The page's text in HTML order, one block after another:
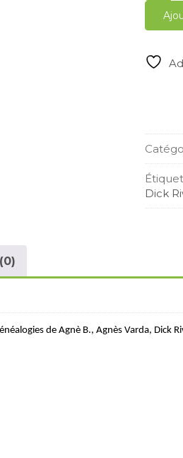
n°
377-
378
Dick
de Agnè B., Agnès Varda, Dick